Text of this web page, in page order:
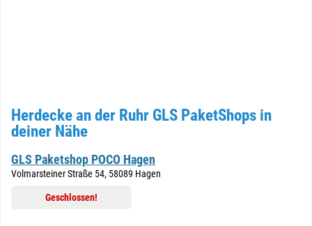
Herdecke an der Ruhr GLS PaketShops in
deiner Nähe
GLS Paketshop POCO Hagen
Volmarsteiner Straße 54, 58089 Hagen
Geschlossen!